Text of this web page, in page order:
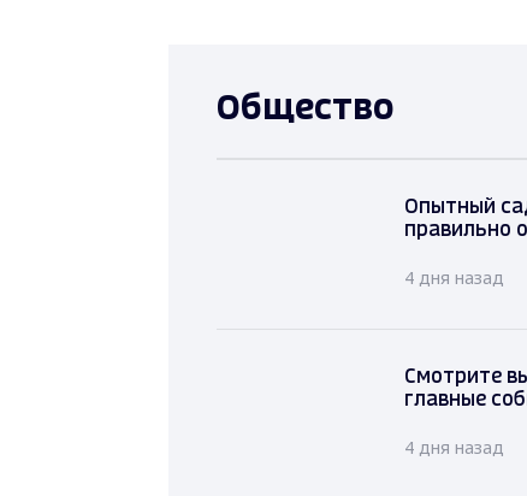
Общество
Опытный
правильно
4 дня назад
Смотрите
главные
4 дня назад